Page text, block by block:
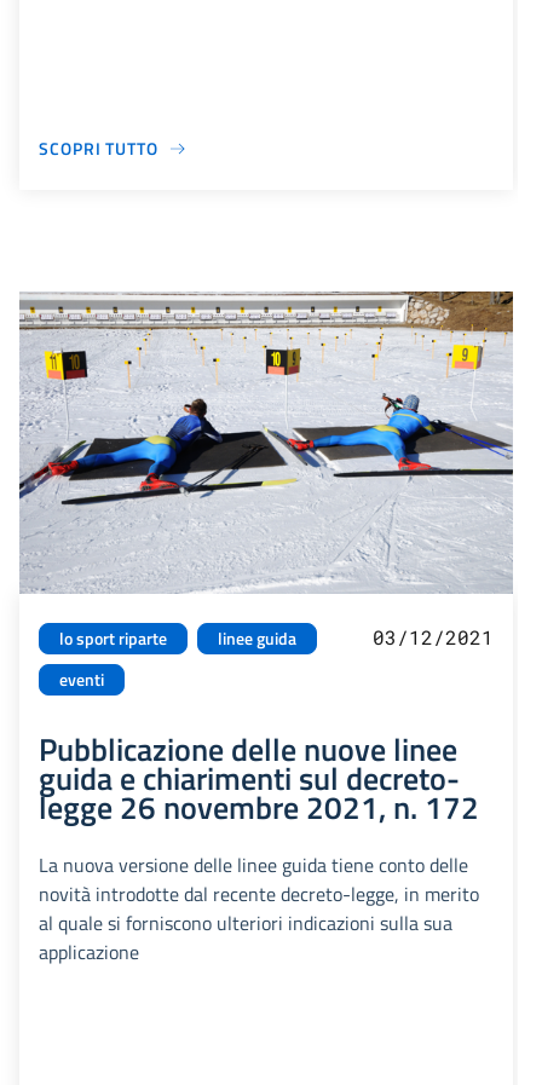
SCOPRI TUTTO
lo sport riparte
linee guida
eventi
03/12/2021
Pubblicazione delle nuove linee
guida e chiarimenti sul decreto-
legge 26 novembre 2021, n. 172
La nuova versione delle linee guida tiene conto delle
novità introdotte dal recente decreto-legge, in merito
al quale si forniscono ulteriori indicazioni sulla sua
applicazione